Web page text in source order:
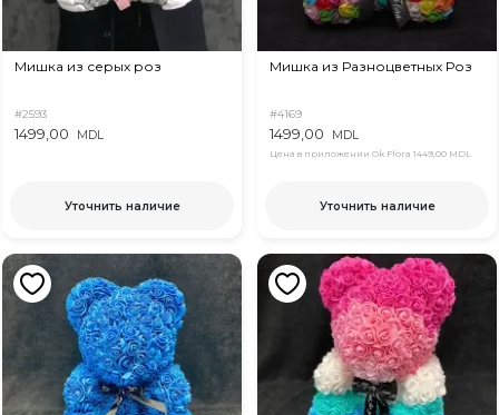
Мишка из серых роз
#2593
1499,00 MDL
Уточнить наличие
Мишка из Разноцветных Роз
#4169
1499,00 MDL
Цена в приложении Ok Flora 1449,00 MDL
Уточнить наличие